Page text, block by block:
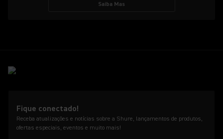
Saiba Mas
Fique conectado!
Receba atualizações e notícias sobre a Shure, lançamentos de produtos,
ofertas especiais, eventos e muito mais!